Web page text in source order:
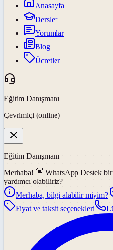
Anasayfa
Dersler
Yorumlar
Blog
Ücretler
Eğitim Danışmanı
Çevrimiçi (online)
Eğitim Danışmanı
Merhaba! 👋 WhatsApp Destek
yardımcı olabiliriz?
Merhaba, bilgi alabilir miyim?
Fiyat ve taksit seçenekleri